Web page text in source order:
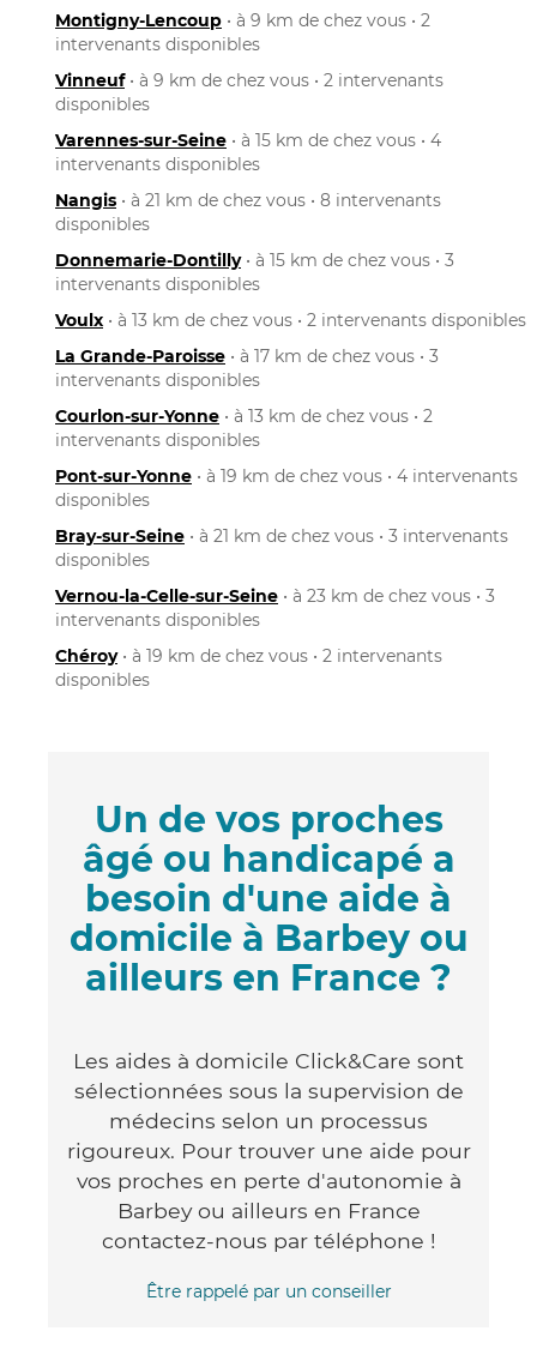
Montigny-Lencoup • à 9 km de chez vous • 2
intervenants disponibles
Vinneuf• à 9 km de chez vous • 2 intervenants
disponibles
Varennes-sur-Seine • à 15 km de chez vous • 4
intervenants disponibles
Nangis • à 21 km de chez vous • 8 intervenants
disponibles
Donnemarie-Dontilly• à 15 km de chez vous • 3
intervenants disponibles
Voulx • à 13 km de chez vous • 2 intervenants disponibles
La Grande-Paroisse • à 17 km de chez vous • 3
intervenants disponibles
Courlon-sur-Yonne • à 13 km de chez vous • 2
intervenants disponibles
Pont-sur-Yonne • à 19 km de chez vous • 4 intervenants
disponibles
Bray-sur-Seine • à 21 km de chez vous • 3 intervenants
disponibles
Vernou-la-Celle-sur-Seine • à 23 km de chez vous • 3
intervenants disponibles
Chéroy• à 19 km de chez vous • 2 intervenants
disponibles
Un de vos proches
âgé ou handicapé a
besoin d'une aide à
domicile à Barbey ou
ailleurs en France ?
Les aides à domicile Click&Care sont
sélectionnées sous la supervision de
médecins selon un processus
rigoureux. Pour trouver une aide pour
vos proches en perte d'autonomie à
Barbey ou ailleurs en France
contactez-nous par téléphone !
Être rappelé par un conseiller